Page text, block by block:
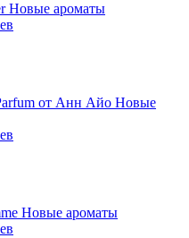
Новые ароматы
от Анн Айо Новые
Новые ароматы